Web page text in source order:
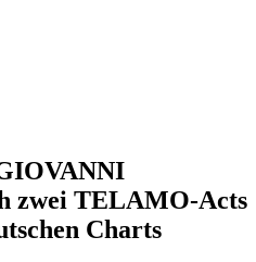
zwei TELAMO-Acts
Charts